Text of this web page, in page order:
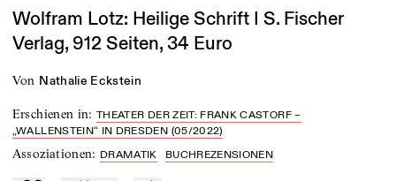
Wolfram Lotz: Heilige Schrift I S. Fischer
Verlag, 912 Seiten, 34 Euro
von Nathalie Eckstein
Erschienen in:THEATER DER ZEIT: FRANK CASTORF –
„WALLENSTEIN“ IN DRESDEN (05/2022)
Assoziationen: DRAMATIK BUCHREZENSIONEN